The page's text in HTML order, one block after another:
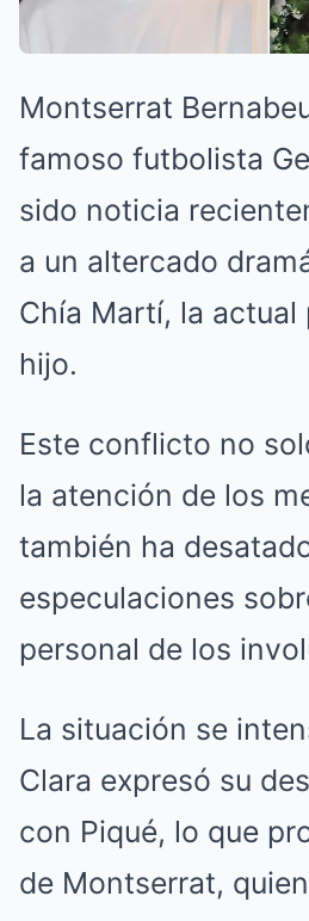
Montserrat
famoso futbolista
sido noticia
a un altercado
Chía Martí, la actual
hijo.
Este conflicto no
la atención de los
también ha
especulaciones
personal de los
La situación se
Clara expresó su
con Piqué, lo que
de Montserrat,